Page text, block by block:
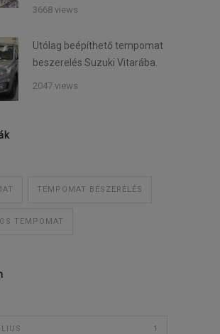
3668 views
Utólag beépíthető tempomat
beszerelés Suzuki Vitarába.
2047 views
TEMPOMAT BESZERELÉS
TEMPOMAT
1